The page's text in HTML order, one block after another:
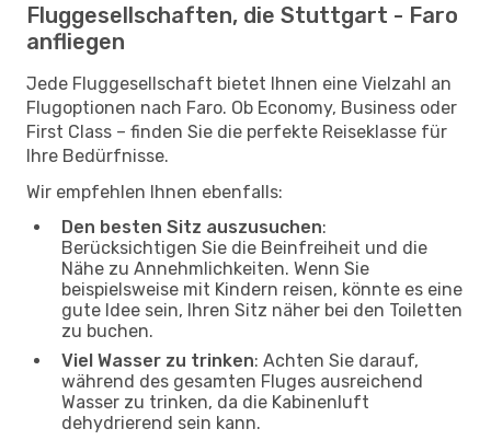
Fluggesellschaften, die Stuttgart - Faro
anfliegen
Jede Fluggesellschaft bietet Ihnen eine Vielzahl an
Flugoptionen nach Faro. Ob Economy, Business oder
First Class – finden Sie die perfekte Reiseklasse für
Ihre Bedürfnisse.
Wir empfehlen Ihnen ebenfalls:
Den besten Sitz auszusuchen:
Berücksichtigen Sie die Beinfreiheit und die
Nähe zu Annehmlichkeiten. Wenn Sie
beispielsweise mit Kindern reisen, könnte es eine
gute Idee sein, Ihren Sitz näher bei den Toiletten
zu buchen.
Viel Wasser zu trinken: Achten Sie darauf,
während des gesamten Fluges ausreichend
Wasser zu trinken, da die Kabinenluft
dehydrierend sein kann.